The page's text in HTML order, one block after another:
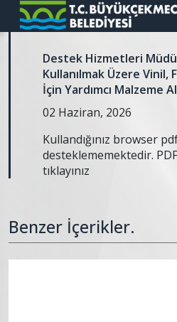
Destek Hizmetleri
Kullanılmak Üzere Vinil,
İçin Yardımcı Malzeme
02 Haziran, 2026
Kullandığınız browser
desteklememektedir.
tıklayınız
Benzer İçerikler.